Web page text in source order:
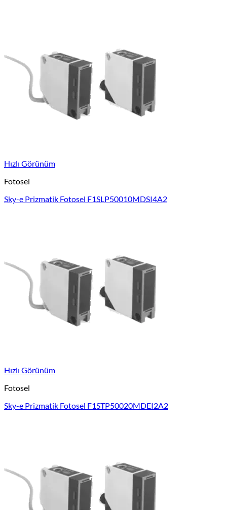
Hızlı Görünüm
Fotosel
Sky-e Prizmatik Fotosel F1SLP50010MDSI4A2
Hızlı Görünüm
Fotosel
Sky-e Prizmatik Fotosel F1STP50020MDEI2A2